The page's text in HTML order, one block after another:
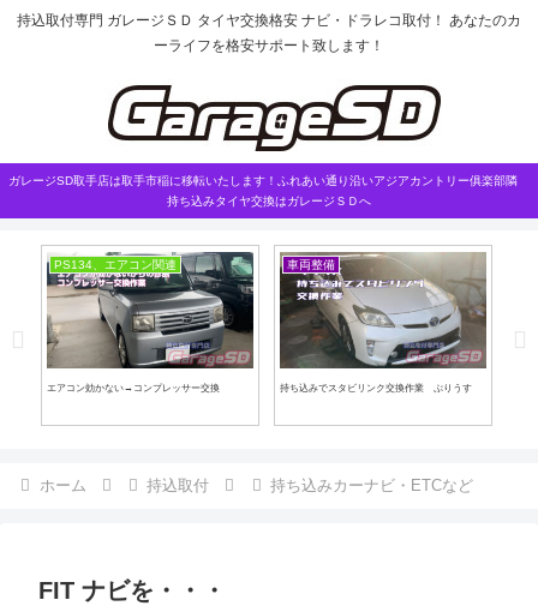
持込取付専門 ガレージＳＤ タイヤ交換格安 ナビ・ドラレコ取付！ あなたのカ
ーライフを格安サポート致します！
ガレージSD取手店は取手市稲に移転いたします！ふれあい通り沿いアジアカントリー俱楽部隣
持ち込みタイヤ交換はガレージＳＤへ
PS134、エアコン関連
エアコン効かない→コンプレッサー交換
車両整備
持ち込みでスタビリンク交換作業 ぷりうす
ホーム 持込取付 持ち込みカーナビ・ETCなど
FIT ナビを・・・